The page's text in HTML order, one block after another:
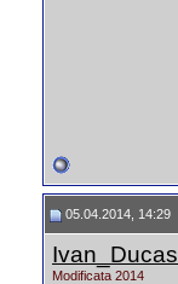
05.04.2014, 14:29
Ivan_Ducas
Modificata 2014